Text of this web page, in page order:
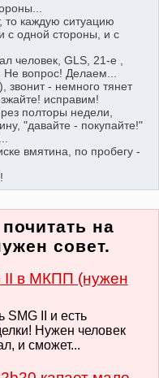
то каждую ситуацию
с одной стороны, и с
человек, GLS, 21-e ,
Не вопрос! Делаем...
звонит - немного тянет
исправим!
полторы недели,
"давайте - покупайте!"
вмятина, по пробегу -
на
совет.
II в МКПП (нужен
SMG II и есть
Нужен человек
и сможет...